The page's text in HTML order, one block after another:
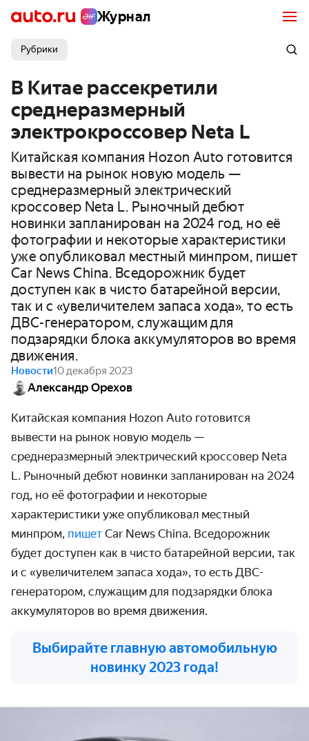
Журнал
Рубрики
В Китае рассекретили
среднеразмерный
электрокроссовер Neta L
Китайская компания Hozon Auto готовится
вывести на рынок новую модель —
среднеразмерный электрический
кроссовер Neta L. Рыночный дебют
новинки запланирован на 2024 год, но её
фотографии и некоторые характеристики
уже опубликовал местный минпром, пишет
Car News China. Вседорожник будет
доступен как в чисто батарейной версии,
так и с «увеличителем запаса хода», то есть
ДВС-генератором, служащим для
подзарядки блока аккумуляторов во время
движения.
Новости10 декабря 2023
Александр Орехов
Китайская компания Hozon Auto готовится
вывести на рынок новую модель —
среднеразмерный электрический кроссовер Neta
L. Рыночный дебют новинки запланирован на 2024
год, но её фотографии и некоторые
характеристики уже опубликовал местный
минпром, пишет Car News China. Вседорожник
будет доступен как в чисто батарейной версии, так
и с «увеличителем запаса хода», то есть ДВС-
генератором, служащим для подзарядки блока
аккумуляторов во время движения.
Выбирайте главную автомобильную
новинку 2023 года!